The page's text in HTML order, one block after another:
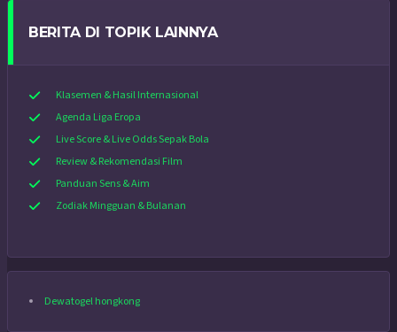
BERITA DI TOPIK LAINNYA
Klasemen & Hasil Internasional
Agenda Liga Eropa
Live Score & Live Odds Sepak Bola
Review & Rekomendasi Film
Panduan Sens & Aim
Zodiak Mingguan & Bulanan
Dewatogel hongkong